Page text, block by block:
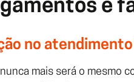
e
no
mais será o mesmo